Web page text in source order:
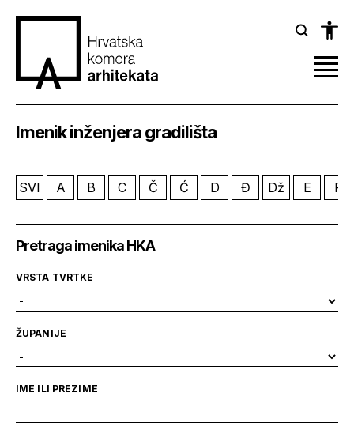
Imenik inženjera gradilišta
SVI A B C Č Ć D Đ Dž E F
Pretraga imenika HKA
VRSTA TVRTKE
ŽUPANIJE
IME ILI PREZIME